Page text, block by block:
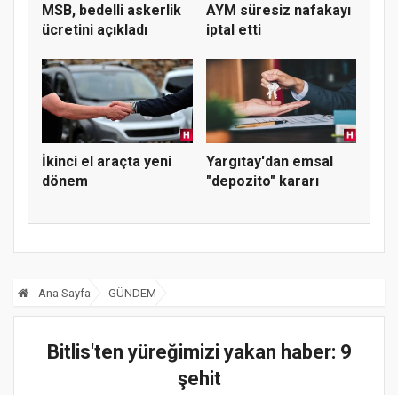
MSB, bedelli askerlik
ücretini açıkladı
AYM süresiz nafakayı
iptal etti
İkinci el araçta yeni
dönem
Yargıtay'dan emsal
"depozito" kararı
Ana Sayfa GÜNDEM
Bitlis'ten yüreğimizi yakan haber: 9
şehit